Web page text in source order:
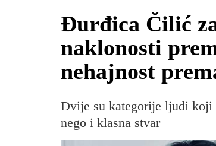
Đurđica Čilić
naklonosti
nehajnost
Dvije su kategorije ljudi koji
nego i klasna stvar